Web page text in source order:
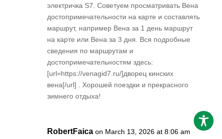
электричка S7. Советуем просматривать Вена
достопримечательности на карте и составлять
маршрут, например Вена за 1 день маршрут
на карте или Вена за 3 дня. Вся подробные
сведения по маршрутам и
достопримечательностям здесь:
[url=https://venagid7.ru/]дворец кинских
вена[/url] . Хорошей поездки и прекрасного
зимнего отдыха!
RobertFaica on March 13, 2026 at 8:06 am